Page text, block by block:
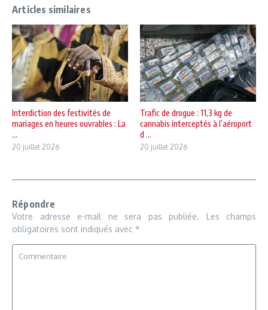
Articles similaires
Interdiction des festivités de
mariages en heures ouvrables : La
...
20 juillet 2026
Trafic de drogue : 11,3 kg de
cannabis interceptés à l’aéroport
d ...
20 juillet 2026
Répondre
Votre adresse e-mail ne sera pas publiée.
Les champs
obligatoires sont indiqués avec *